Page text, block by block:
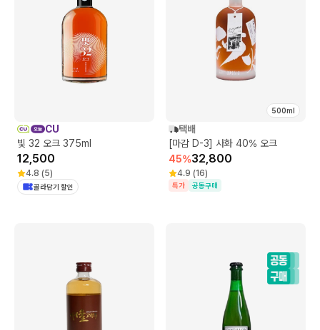
CU
빛 32 오크 375ml
12,500
4.8 (5)
골라담기 할인
500ml
택배
[마감 D-3] 사화 40% 오크
45%32,800
4.9 (16)
특가 공동구매